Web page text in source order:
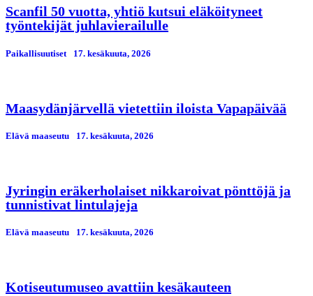
Scanfil 50 vuotta, yhtiö kutsui eläköityneet
työntekijät juhlavierailulle
Paikallisuutiset 17. kesäkuuta, 2026
Maasydänjärvellä vietettiin iloista Vapapäivää
Elävä maaseutu 17. kesäkuuta, 2026
Jyringin eräkerholaiset nikkaroivat pönttöjä ja
tunnistivat lintulajeja
Elävä maaseutu 17. kesäkuuta, 2026
Kotiseutumuseo avattiin kesäkauteen